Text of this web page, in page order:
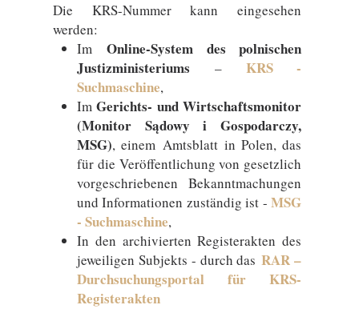
Die KRS-Nummer kann eingesehen
werden:
ImOnline-System des polnischen
Justizministeriums –KRS -
Suchmaschine,
ImGerichts- und Wirtschaftsmonitor
(Monitor Sądowy i Gospodarczy,
MSG), einem Amtsblatt in Polen, das
für die Veröffentlichung von gesetzlich
vorgeschriebenen Bekanntmachungen
und Informationen zuständig ist - MSG
- Suchmaschine,
In den archivierten Registerakten des
jeweiligen Subjekts - durch dasRAR –
Durchsuchungsportal für KRS-
Registerakten